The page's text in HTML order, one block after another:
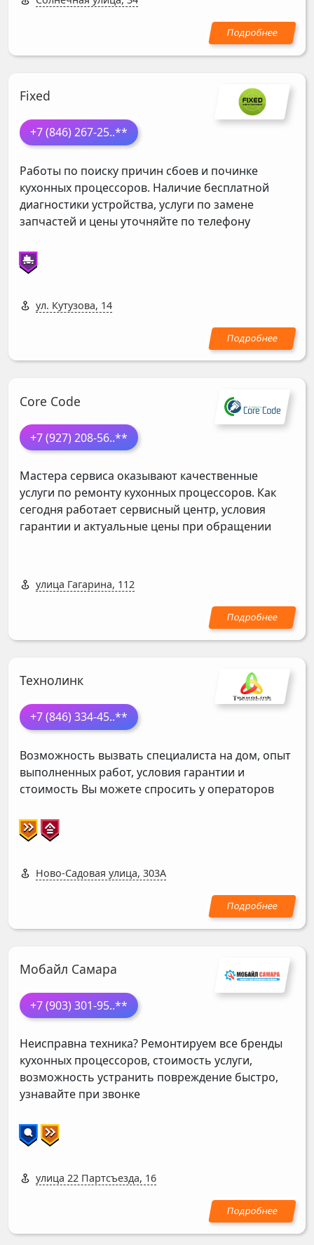
Fixed
+7 (846) 267-25..**
Работы по поиску причин сбоев и починке
кухонных процессоров. Наличие бесплатной
диагностики устройства, услуги по замене
запчастей и цены уточняйте по телефону
ул. Кутузова, 14
Core Code
+7 (927) 208-56..**
Мастера сервиса оказывают качественные
услуги по ремонту кухонных процессоров. Как
сегодня работает сервисный центр, условия
гарантии и актуальные цены при обращении
улица Гагарина, 112
Технолинк
+7 (846) 334-45..**
Возможность вызвать специалиста на дом, опыт
выполненных работ, условия гарантии и
стоимость Вы можете спросить у операторов
Ново-Садовая улица, 303А
Мобайл Самара
+7 (903) 301-95..**
Неисправна техника? Ремонтируем все бренды
кухонных процессоров, стоимость услуги,
возможность устранить повреждение быстро,
узнавайте при звонке
улица 22 Партсъезда, 16